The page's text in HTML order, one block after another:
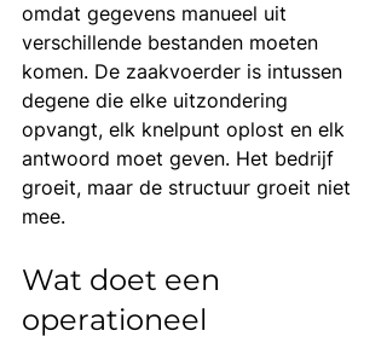
omdat gegevens manueel uit
verschillende bestanden moeten
komen. De zaakvoerder is intussen
degene die elke uitzondering
opvangt, elk knelpunt oplost en elk
antwoord moet geven. Het bedrijf
groeit, maar de structuur groeit niet
mee.
Wat doet een
operationeel